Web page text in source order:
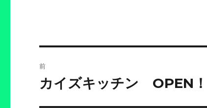
稿
前
前
カイズキッチン OPEN！